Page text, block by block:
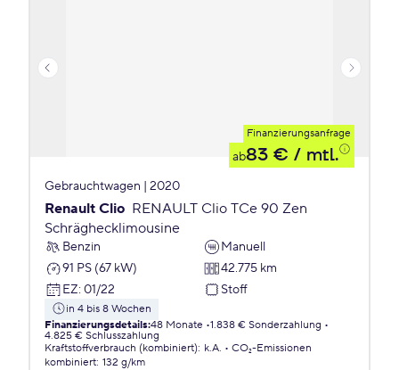
Finanzierungsanfrage
ab83 € / mtl.
Gebrauchtwagen | 2020
Renault Clio RENAULT Clio TCe 90 Zen
Schräghecklimousine
Benzin
Manuell
91 PS (67 kW)
42.775 km
EZ: 01/22 Stoff
in 4 bis 8 Wochen
Finanzierungsdetails:48 Monate 1.838 € Sonderzahlung
4.825 € Schlusszahlung
Kraftstoffverbrauch (kombiniert): k.A.
CO₂-Emissionen
kombiniert: 132 g/km